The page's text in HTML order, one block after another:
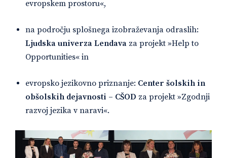
evropskem prostoru«,
na področju splošnega izobraževanja odraslih:
Ljudska univerza Lendava za projekt »Help to
Opportunities« in
evropsko jezikovno priznanje: Center šolskih in
obšolskih dejavnosti – CŠOD za projekt »Zgodnji
razvoj jezika v naravi«.